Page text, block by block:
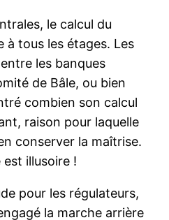
le calcul du
à tous les étages. Les
les banques
de Bâle, ou bien
combien son calcul
raison pour laquelle
conserver la maîtrise.
illusoire !
pour les régulateurs,
la marche arrière